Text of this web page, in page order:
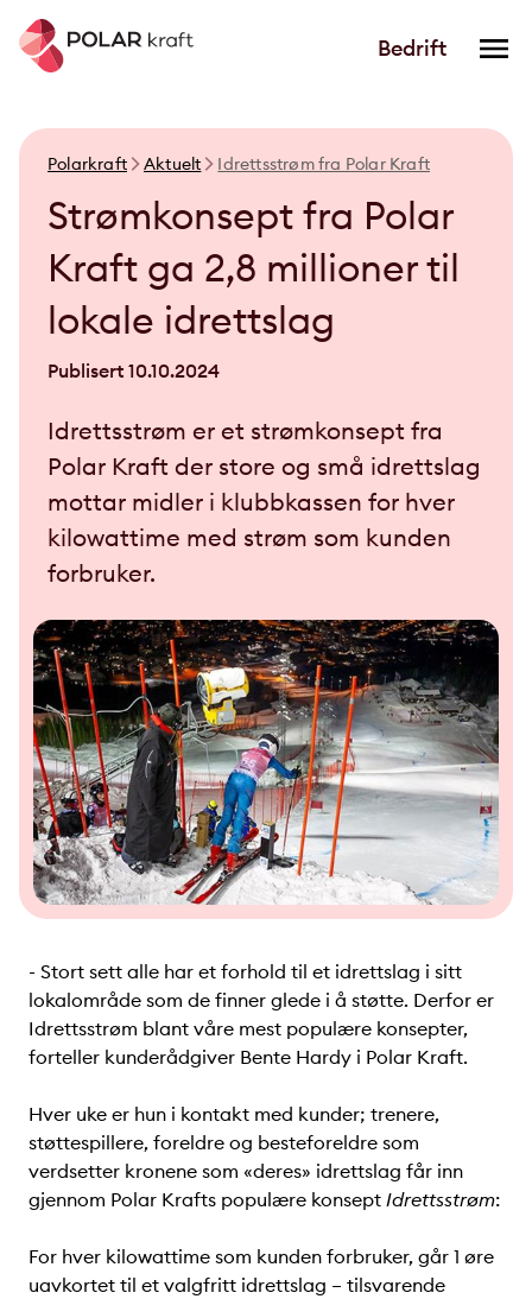
Bedrift
Polarkraft Aktuelt Idrettsstrøm fra Polar Kraft
Strømkonsept fra Polar
Kraft ga 2,8 millioner til
lokale idrettslag
Publisert 10.10.2024
Idrettsstrøm er et strømkonsept fra
Polar Kraft der store og små idrettslag
mottar midler i klubbkassen for hver
kilowattime med strøm som kunden
forbruker.
- Stort sett alle har et forhold til et idrettslag i sitt
lokalområde som de finner glede i å støtte. Derfor er
Idrettsstrøm blant våre mest populære konsepter,
forteller kunderådgiver Bente Hardy i Polar Kraft.
Hver uke er hun i kontakt med kunder; trenere,
støttespillere, foreldre og besteforeldre som
verdsetter kronene som «deres» idrettslag får inn
gjennom Polar Krafts populære konsept Idrettsstrøm:
For hver kilowattime som kunden forbruker, går 1 øre
uavkortet til et valgfritt idrettslag – tilsvarende